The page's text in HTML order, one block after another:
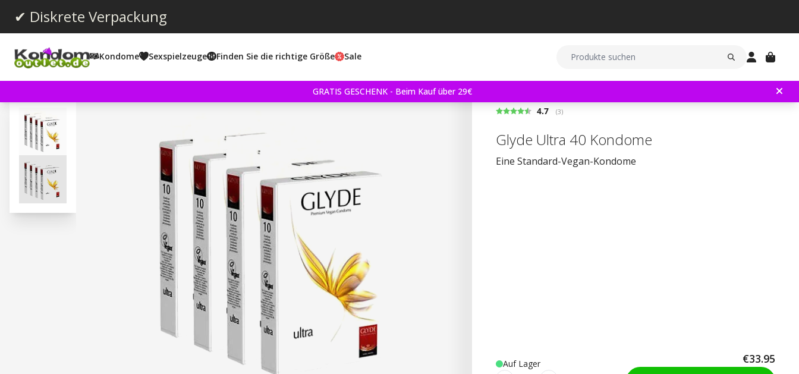
✔ Diskrete Verpackung
Kondome Sexspielzeuge Finden Sie die richtige Größe Sale
GRATIS GESCHENK - Beim Kauf über 29€
Durchschnittliche Bewertung:
4.7 (abgegebene bewertungen:
3)
Glyde Ultra 40 Kondome
Eine Standard-Vegan-Kondome
Auf Lager €33.95